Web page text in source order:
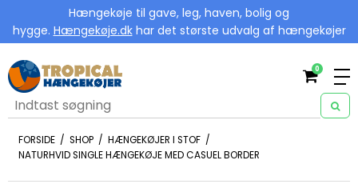
Hængekøje til gave, leg, haven, bolig og
hygge. Hængekøje.dkhar det største udvalg af hængekøjer
0
FORSIDE / SHOP / HÆNGEKØJER I STOF /
NATURHVID SINGLE HÆNGEKØJE MED CASUEL BORDER